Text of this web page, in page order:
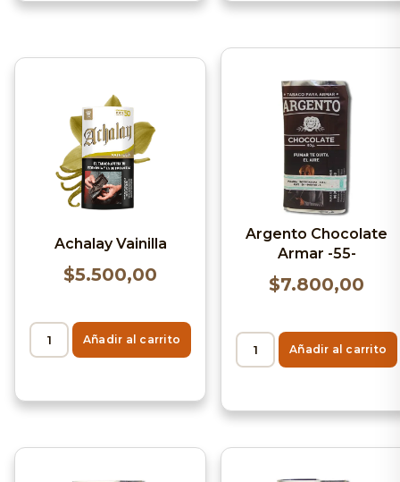
Achalay Vainilla
$5.500,00
Añadir al carrito
Argento Chocolate
Armar -55-
$7.800,00
Añadir al carrito